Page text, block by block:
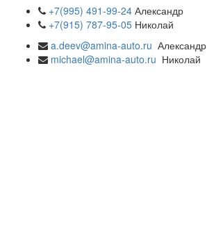
+7(995) 491-99-24 Александр
+7(915) 787-95-05 Николай
a.deev@amina-auto.ru Александр
michael@amina-auto.ru Николай